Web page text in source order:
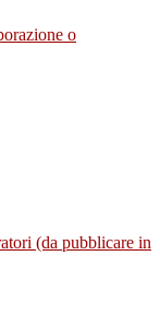
o
(da pubblicare in